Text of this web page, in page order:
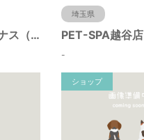
ドッグサロン ルミナス（川口市・蕨市・戸田・浦和・大宮）べドリントンテリア＆トイプードルの
埼玉県
PET-SPA越谷店
-
ショップ